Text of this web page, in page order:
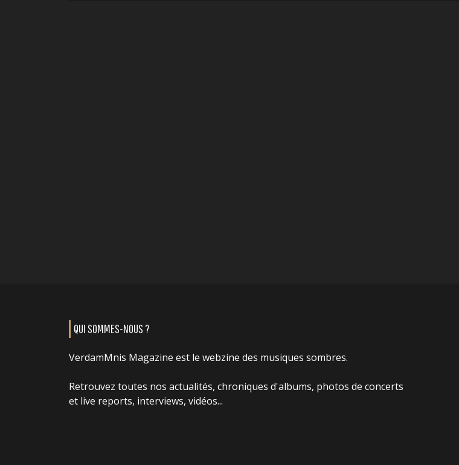
QUI SOMMES-NOUS ?
VerdamMnis Magazine est le webzine des musiques sombres.
Retrouvez toutes nos actualités, chroniques d'albums, photos de concerts
et live reports, interviews, vidéos...